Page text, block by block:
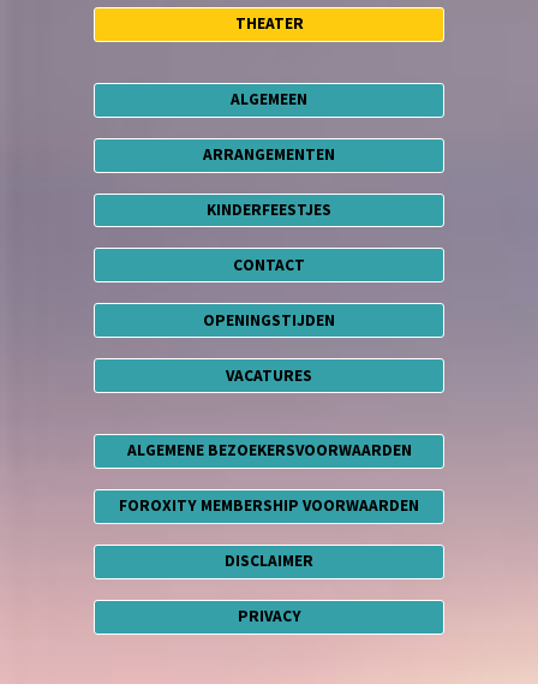
THEATER
ALGEMEEN
ARRANGEMENTEN
KINDERFEESTJES
CONTACT
OPENINGSTIJDEN
VACATURES
ALGEMENE BEZOEKERSVOORWAARDEN
FOROXITY MEMBERSHIP VOORWAARDEN
DISCLAIMER
PRIVACY